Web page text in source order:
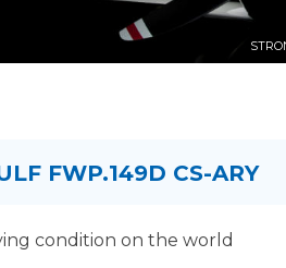
FWP.149D CS-ARY
condition on the world